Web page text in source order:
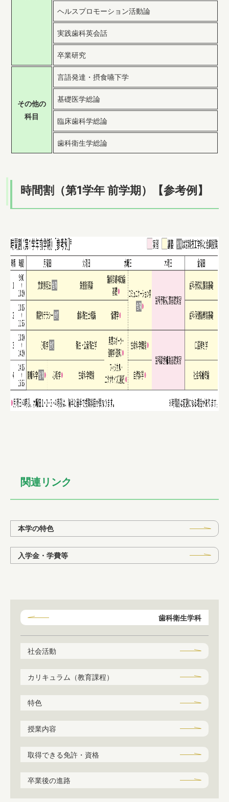
ヘルスプロモーション活動論
実践歯科英会話
卒業研究
その他の
科目
言語発達・摂食嚥下学
基礎医学総論
臨床歯科学総論
歯科衛生学総論
時間割（第1学年 前学期）【参考例】
関連リンク
本学の特色
入学金・学費等
歯科衛生学科
社会活動
カリキュラム（教育課程）
特色
授業内容
取得できる免許・資格
卒業後の進路